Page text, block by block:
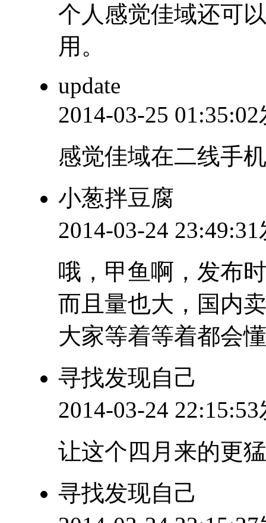
个人感觉佳域还可
用。
update
2014-03-25
感觉佳域在二线手
小葱拌豆腐
2014-03-24
哦，甲鱼啊，发布
而且量也大，国内
大家等着等着都会
寻找发现自己
2014-03-24
让这个四月来的更
寻找发现自己